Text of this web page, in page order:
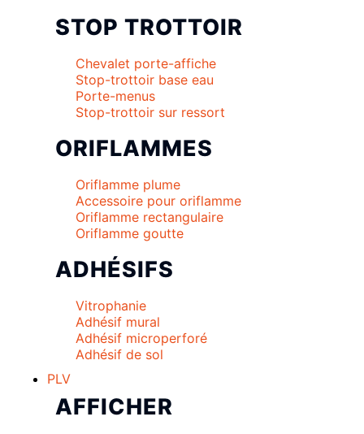
STOP TROTTOIR
Chevalet porte-affiche
Stop-trottoir base eau
Porte-menus
Stop-trottoir sur ressort
ORIFLAMMES
Oriflamme plume
Accessoire pour oriflamme
Oriflamme rectangulaire
Oriflamme goutte
ADHÉSIFS
Vitrophanie
Adhésif mural
Adhésif microperforé
Adhésif de sol
PLV
AFFICHER